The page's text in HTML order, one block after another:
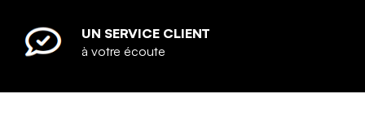
UN SERVICE CLIENT
à votre écoute